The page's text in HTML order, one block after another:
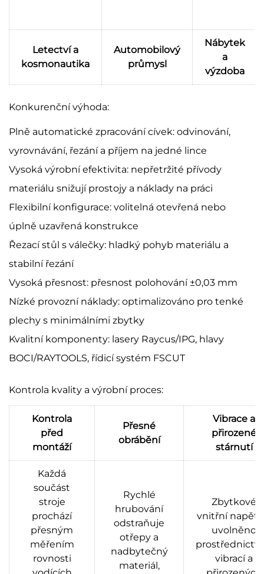
Letectví a
kosmonautika
Automobilový
průmysl
Nábytek
a
výzdoba
Konkurenční výhoda:
Plně automatické zpracování cívek: odvinování,
vyrovnávání, řezání a příjem na jedné lince
Vysoká výrobní efektivita: nepřetržité přívody
materiálu snižují prostojy a náklady na práci
Flexibilní konfigurace: volitelná otevřená nebo
úplně uzavřená konstrukce
Řezací stůl s válečky: hladký pohyb materiálu a
stabilní řezání
Vysoká přesnost: přesnost polohování ±0,03 mm
Nízké provozní náklady: optimalizováno pro tenké
plechy s minimálními zbytky
Kvalitní komponenty: lasery Raycus/IPG, hlavy
BOCI/RAYTOOLS, řídicí systém FSCUT
Kontrola kvality a výrobní proces:
Kontrola
před
montáží
Přesné
obrábění
Vibrace a
přirozené
stárnutí
Každá
součást
stroje
prochází
přesným
měřením
rovnosti
Rychlé
hrubování
odstraňuje
otřepy a
nadbytečný
materiál,
Zbytkové
vnitřní napětí
uvolněno
vibrací a